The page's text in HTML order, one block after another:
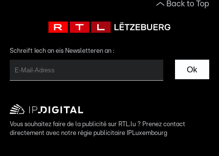
Back to Top
Schreift Iech an eis Newsletteren an :
Ok
Vous souhaitez faire de la publicité sur RTL.lu ? Prenez contact
directement avec notre régie publicitaire IPLuxembourg